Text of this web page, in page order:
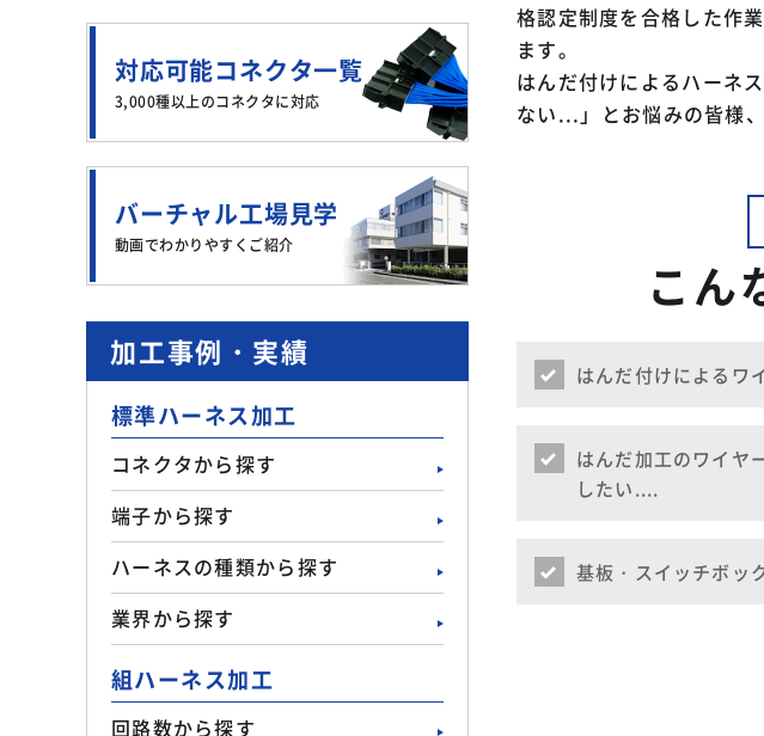
格認定制度を合格した作
ます。
はんだ付けによるハーネ
ない...」とお悩みの皆様
こん
はんだ付けによるワ
はんだ加工のワイヤ
したい....
基板・スイッチボッ
対応可能コネクタ一覧
3,000種以上のコネクタに対応
バーチャル工場見学
動画でわかりやすくご紹介
加工事例・実績
標準ハーネス加工
コネクタから探す
端子から探す
ハーネスの種類から探す
業界から探す
組ハーネス加工
回路数から探す